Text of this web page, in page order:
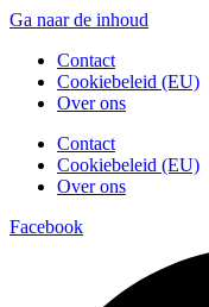
Ga naar de inhoud
Contact
Cookiebeleid (EU)
Over ons
Contact
Cookiebeleid (EU)
Over ons
Facebook